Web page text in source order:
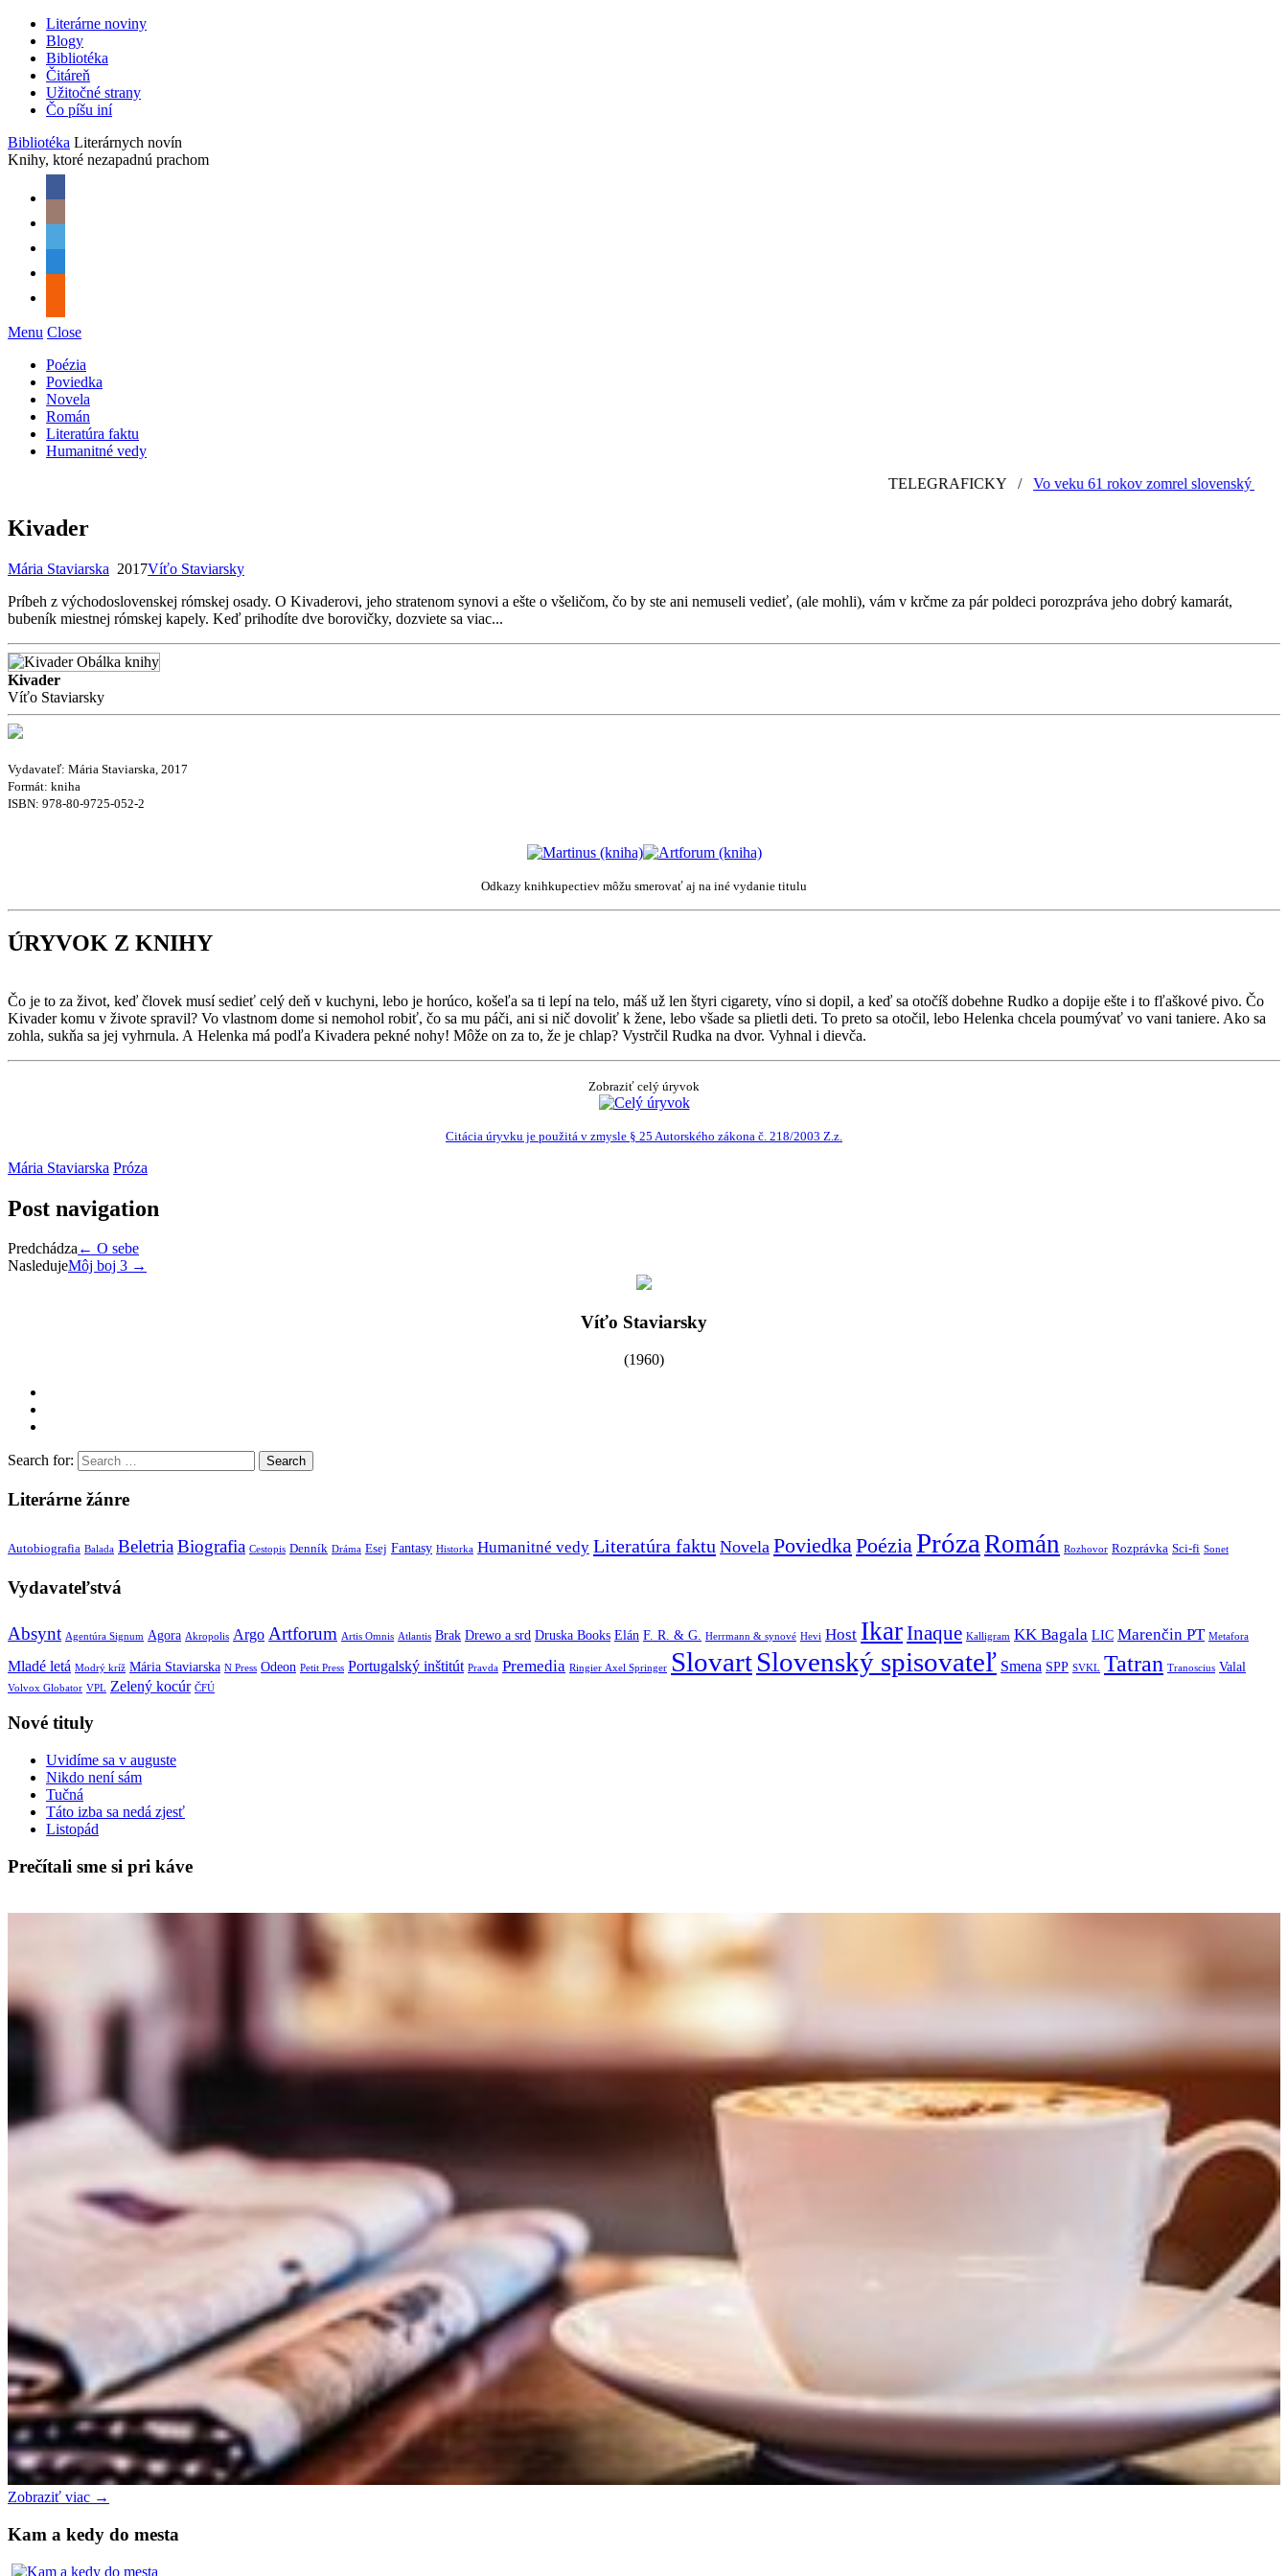
Literárne noviny
Blogy
Bibliotéka
Čitáreň
Užitočné strany
Čo píšu iní
Bibliotéka Literárnych novín
Knihy, ktoré nezapadnú prachom
Menu Close
Poézia
Poviedka
Novela
Román
Literatúra faktu
Humanitné vedy
TELEGRAFICKY/Vo veku 61 rokov zomrel slovenský grafik a
Kivader
Mária Staviarska 2017Víťo Staviarsky
Príbeh z východoslovenskej rómskej osady. O Kivaderovi, jeho stratenom synovi a ešte o všeličom, čo by ste ani nemuseli vedieť, (ale mohli), vám v krčme za pár poldeci porozpráva jeho dobrý kamarát,
bubeník miestnej rómskej kapely. Keď prihodíte dve borovičky, dozviete sa viac...
Kivader
Víťo Staviarsky
Vydavateľ: Mária Staviarska, 2017
Formát: kniha
ISBN: 978-80-9725-052-2
Odkazy knihkupectiev môžu smerovať aj na iné vydanie titulu
ÚRYVOK Z KNIHY
Čo je to za život, keď človek musí sedieť celý deň v kuchyni, lebo je horúco, košeľa sa ti lepí na telo, máš už len štyri cigarety, víno si dopil, a keď sa otočíš dobehne Rudko a dopije ešte i to fľaškové pivo. Čo
Kivader komu v živote spravil? Vo vlastnom dome si nemohol robiť, čo sa mu páči, ani si nič dovoliť k žene, lebo všade sa plietli deti. To preto sa otočil, lebo Helenka chcela poumývať vo vani taniere. Ako sa
zohla, sukňa sa jej vyhrnula. A Helenka má podľa Kivadera pekné nohy! Môže on za to, že je chlap? Vystrčil Rudka na dvor. Vyhnal i dievča.
Zobraziť celý úryvok
Citácia úryvku je použitá v zmysle § 25 Autorského zákona č. 218/2003 Z.z.
Mária Staviarska Próza
Post navigation
Predchádza← O sebe
NasledujeMôj boj 3 →
Víťo Staviarsky
(1960)
Search for:
Literárne žánre
Autobiografia Balada BeletriaBiografia Cestopis Denník Dráma Esej Fantasy Historka Humanitné vedy Literatúra faktu Novela PoviedkaPoéziaPróza Román Rozhovor Rozprávka Sci-fi Sonet
Vydavateľstvá
Absynt Agentúra Signum Agora Akropolis Argo Artforum Artis Omnis Atlantis Brak Drewo a srd Druska Books Elán F. R. & G. Herrmann & synové Hevi Host IkarInaque Kalligram KK Bagala LIC Marenčin PT Metafora
Mladé letá Modrý kríž Mária Staviarska N Press Odeon Petit Press Portugalský inštitút Pravda Premedia Ringier Axel Springer SlovartSlovenský spisovateľ Smena SPP SVKL Tatran Tranoscius Valal
Volvox Globator VPL Zelený kocúr ČFÚ
Nové tituly
Uvidíme sa v auguste
Nikdo není sám
Tučná
Táto izba sa nedá zjesť
Listopád
Prečítali sme si pri káve
Zobraziť viac →
Kam a kedy do mesta